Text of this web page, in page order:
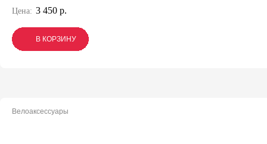
Цена: 3 450 р.
В КОРЗИНУ
В КОРЗИНУ
В КОРЗИНУ
Велоаксессуары